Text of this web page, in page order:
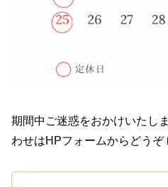
期間中ご迷惑をおかけいたし
わせはHPフォームからどうぞ